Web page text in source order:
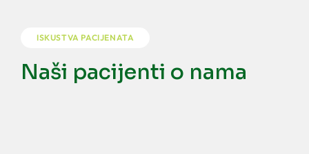
ISKUSTVA PACIJENATA
Naši pacijenti o nama